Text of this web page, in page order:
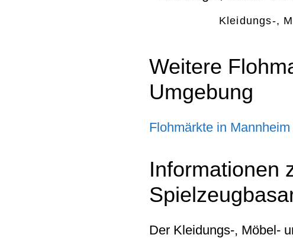
Kleidungs-,
Weitere
Umgebung
Flohmärkte in Mannheim
Informationen
Der Kleidungs-, Möbel-